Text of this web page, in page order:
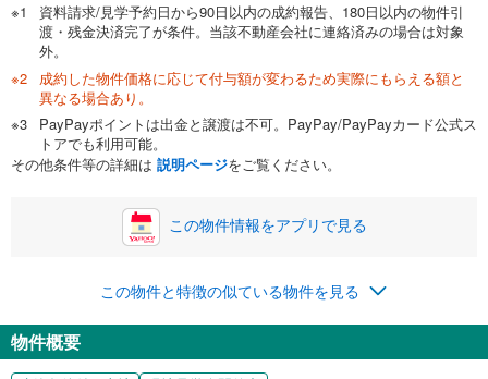
資料請求/見学予約日から90日以内の成約報告、180日以内の物件引
渡・残金決済完了が条件。当該不動産会社に連絡済みの場合は対象
外。
成約した物件価格に応じて付与額が変わるため実際にもらえる額と
異なる場合あり。
PayPayポイントは出金と譲渡は不可。PayPay/PayPayカード公式ス
トアでも利用可能。
その他条件等の詳細は 説明ページをご覧ください。
この物件情報をアプリで見る
この物件と特徴の似ている物件を見る
物件概要